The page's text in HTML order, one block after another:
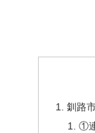
釧路
①